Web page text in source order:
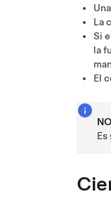
La
Si
la
El